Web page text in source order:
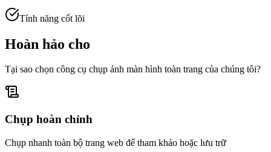
Tính năng cốt lõi
Hoàn hảo cho
Tại sao chọn công cụ chụp ảnh màn hình toàn trang của chúng tôi?
Chụp hoàn chỉnh
Chụp nhanh toàn bộ trang web để tham khảo hoặc lưu trữ